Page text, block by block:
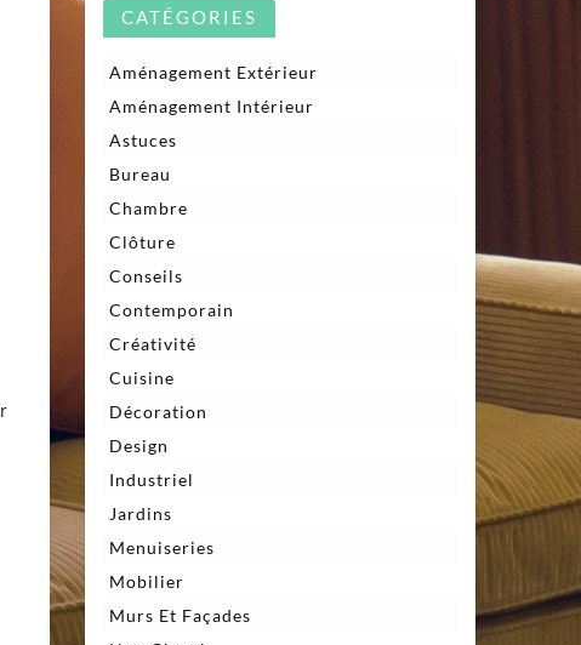
CATÉGORIES
Aménagement Extérieur
Aménagement Intérieur
Astuces
Bureau
Chambre
Clôture
Conseils
Contemporain
Créativité
Cuisine
Décoration
Design
Industriel
Jardins
Menuiseries
Mobilier
Murs Et Façades